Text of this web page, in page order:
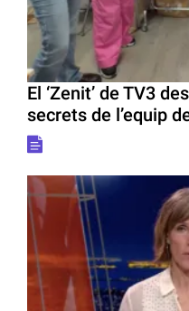
El ‘Zenit’ de TV3
secrets de l’equip